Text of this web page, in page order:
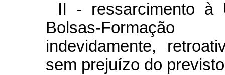
II - ressarcimento à
Bolsas-
indevidamente,
sem prejuízo do